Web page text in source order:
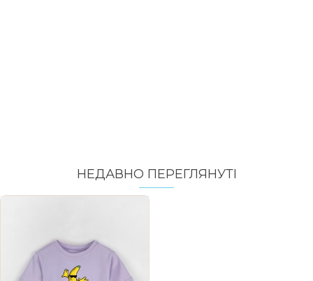
НЕДАВНО ПЕРЕГЛЯНУТI